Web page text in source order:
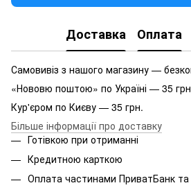
Доставка Оплата
Самовивіз з нашого магазину —
«Нововю поштою» по Україні — 35
Кур'єром по Києву — 35 грн.
Більше інформації про доставку
Готівкою при отриманні
Кредитною карткою
Оплата частинами ПриватБанк